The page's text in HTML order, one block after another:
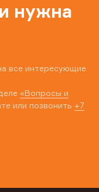
нужна
все интересующие
«Вопросы и
или позвонить +7